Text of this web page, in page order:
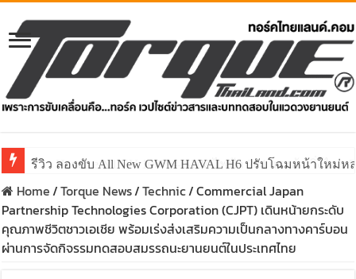
รีวิว ลองขับ All New GWM HAVAL H6 ปรับโฉมหน้าใหม่
Home/Torque News/Technic/Commercial Japan
Partnership Technologies Corporation (CJPT) เดินหน้ายกระดับ
คุณภาพชีวิตชาวเอเชีย พร้อมเร่งส่งเสริมความเป็นกลางทางคาร์บอน
ผ่านการจัดกิจรรมทดสอบสมรรถนะยานยนต์ในประเทศไทย